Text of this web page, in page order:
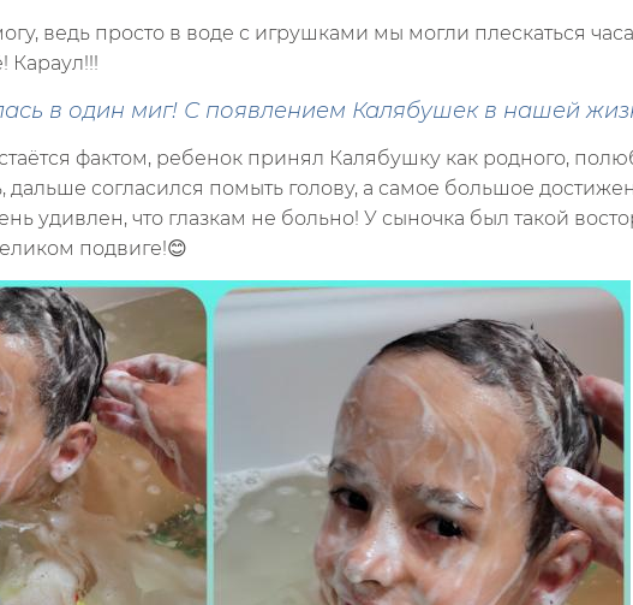
ведь просто в воде с игрушками мы могли плескаться
Караул!!!
в один миг! С появлением Калябушек в нашей
фактом, ребенок принял Калябушку как родного,
согласился помыть голову, а самое большое
удивлен, что глазкам не больно! У сыночка был такой
подвиге!😊